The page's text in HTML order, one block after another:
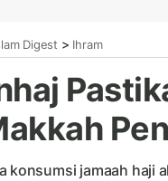
Digest > Ihram
konsumsi jamaah haji